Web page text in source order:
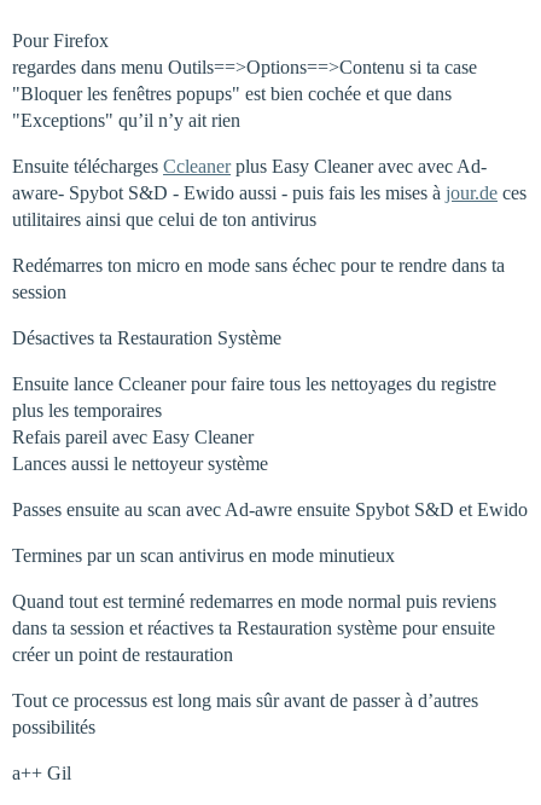
Pour Firefox
regardes dans menu Outils==>Options==>Contenu si ta case
"Bloquer les fenêtres popups" est bien cochée et que dans
"Exceptions" qu’il n’y ait rien
Ensuite télécharges Ccleanerplus Easy Cleaner avec avec Ad-
aware- Spybot S&D - Ewido aussi - puis fais les mises à jour.de ces
utilitaires ainsi que celui de ton antivirus
Redémarres ton micro en mode sans échec pour te rendre dans ta
session
Désactives ta Restauration Système
Ensuite lance Ccleaner pour faire tous les nettoyages du registre
plus les temporaires
Refais pareil avec Easy Cleaner
Lances aussi le nettoyeur système
Passes ensuite au scan avec Ad-awre ensuite Spybot S&D et Ewido
Termines par un scan antivirus en mode minutieux
Quand tout est terminé redemarres en mode normal puis reviens
dans ta session et réactives ta Restauration système pour ensuite
créer un point de restauration
Tout ce processus est long mais sûr avant de passer à d’autres
possibilités
a++ Gil